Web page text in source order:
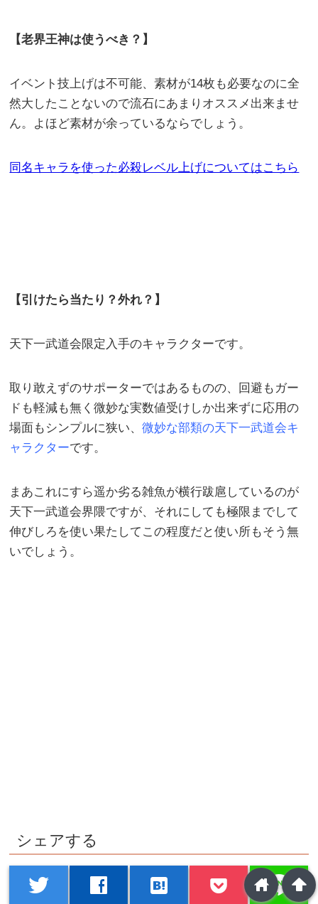
【老界王神は使うべき？】
イベント技上げは不可能、素材が14枚も必要なのに全
然大したことないので流石にあまりオススメ出来ませ
ん。よほど素材が余っているならでしょう。
同名キャラを使った必殺レベル上げについてはこちら
【引けたら当たり？外れ？】
天下一武道会限定入手のキャラクターです。
取り敢えずのサポーターではあるものの、回避もガー
ドも軽減も無く微妙な実数値受けしか出来ずに応用の
場面もシンプルに狭い、微妙な部類の天下一武道会キ
ャラクターです。
まあこれにすら遥か劣る雑魚が横行跋扈しているのが
天下一武道会界隈ですが、それにしても極限までして
伸びしろを使い果たしてこの程度だと使い所もそう無
いでしょう。
シェアする
twitter facebook hatenabookmark line arrowup
home